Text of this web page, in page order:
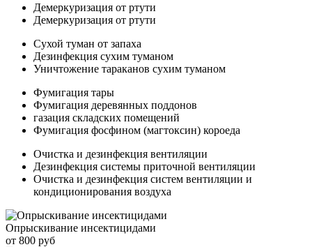
Демеркуризация от ртути
Демеркуризация от ртути
Сухой туман от запаха
Дезинфекция сухим туманом
Уничтожение тараканов сухим туманом
Фумигация тары
Фумигация деревянных поддонов
газация складских помещений
Фумигация фосфином (магтоксин) короеда
Очистка и дезинфекция вентиляции
Дезинфекция системы приточной вентиляции
Очистка и дезинфекция систем вентиляции и
кондиционирования воздуха
Опрыскивание инсектицидами
от 800 руб